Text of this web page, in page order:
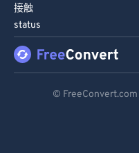
接触
status
© FreeConvert.com